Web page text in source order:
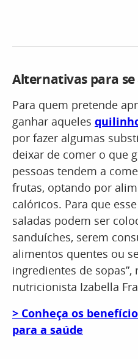
Alternativas para
Para quem pretende
ganhar aqueles
por fazer algumas
deixar de comer o que
pessoas tendem a
frutas, optando por
calóricos. Para que
saladas podem ser
sanduíches, serem
alimentos quentes ou
ingredientes de sopas”,
nutricionista Izabella
> Conheça os
para a saúde